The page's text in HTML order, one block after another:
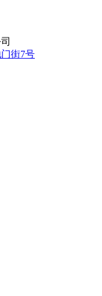
街7号